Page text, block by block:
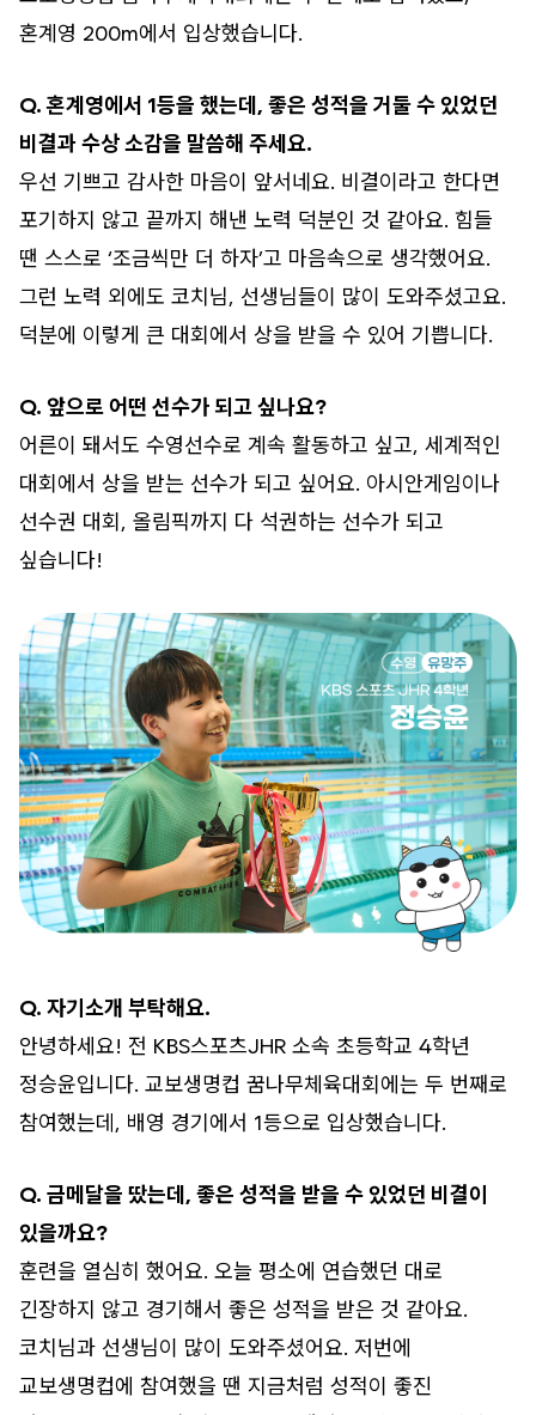
혼계영 200m에서 입상했습니다.
Q. 혼계영에서 1등을 했는데, 좋은 성적을 거둘 수 있었던
비결과 수상 소감을 말씀해 주세요.
우선 기쁘고 감사한 마음이 앞서네요. 비결이라고 한다면
포기하지 않고 끝까지 해낸 노력 덕분인 것 같아요. 힘들
땐 스스로 ‘조금씩만 더 하자’고 마음속으로 생각했어요.
그런 노력 외에도 코치님, 선생님들이 많이 도와주셨고요.
덕분에 이렇게 큰 대회에서 상을 받을 수 있어 기쁩니다.
Q. 앞으로 어떤 선수가 되고 싶나요?
어른이 돼서도 수영선수로 계속 활동하고 싶고, 세계적인
대회에서 상을 받는 선수가 되고 싶어요. 아시안게임이나
선수권 대회, 올림픽까지 다 석권하는 선수가 되고
싶습니다!
Q. 자기소개 부탁해요.
안녕하세요! 전 KBS스포츠JHR 소속 초등학교 4학년
정승윤입니다. 교보생명컵 꿈나무체육대회에는 두 번째로
참여했는데, 배영 경기에서 1등으로 입상했습니다.
Q. 금메달을 땄는데, 좋은 성적을 받을 수 있었던 비결이
있을까요?
훈련을 열심히 했어요. 오늘 평소에 연습했던 대로
긴장하지 않고 경기해서 좋은 성적을 받은 것 같아요.
코치님과 선생님이 많이 도와주셨어요. 저번에
교보생명컵에 참여했을 땐 지금처럼 성적이 좋진